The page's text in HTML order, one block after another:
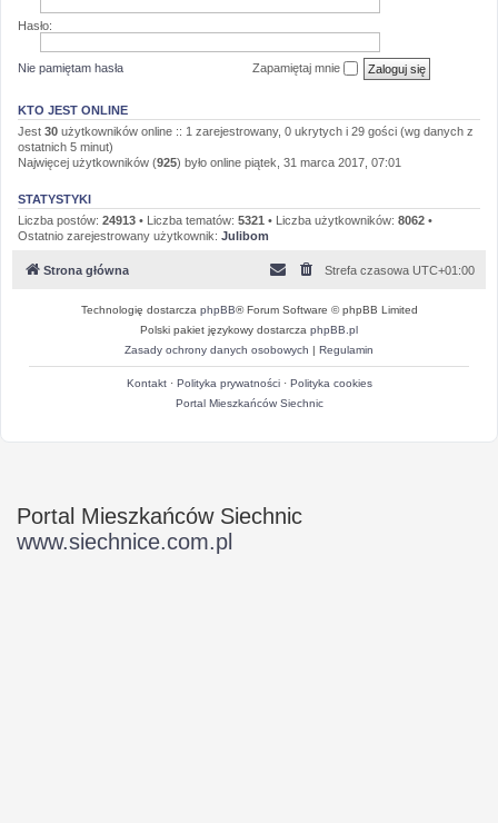
Hasło:
Nie pamiętam hasła Zapamiętaj mnie
KTO JEST ONLINE
Jest 30 użytkowników online :: 1 zarejestrowany, 0 ukrytych i 29 gości (wg danych z
ostatnich 5 minut)
Najwięcej użytkowników (925) było online piątek, 31 marca 2017, 07:01
STATYSTYKI
Liczba postów: 24913 • Liczba tematów: 5321 • Liczba użytkowników: 8062 •
Ostatnio zarejestrowany użytkownik: Julibom
Strona główna Strefa czasowa UTC+01:00
Technologię dostarcza phpBB® Forum Software © phpBB Limited
Polski pakiet językowy dostarcza phpBB.pl
Zasady ochrony danych osobowych | Regulamin
Kontakt· Polityka prywatności· Polityka cookies
Portal Mieszkańców Siechnic
Portal Mieszkańców Siechnic
www.siechnice.com.pl